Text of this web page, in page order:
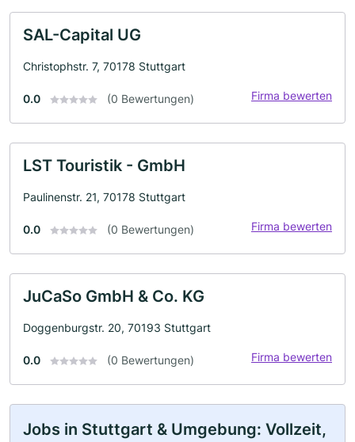
SAL-Capital UG
Christophstr. 7, 70178 Stuttgart
0.0 (0 Bewertungen) Firma bewerten
LST Touristik - GmbH
Paulinenstr. 21, 70178 Stuttgart
0.0 (0 Bewertungen) Firma bewerten
JuCaSo GmbH & Co. KG
Doggenburgstr. 20, 70193 Stuttgart
0.0 (0 Bewertungen) Firma bewerten
Jobs in Stuttgart & Umgebung: Vollzeit,